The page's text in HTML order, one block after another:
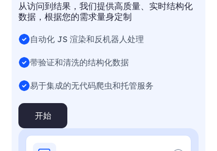
从访问到结果，我们提供高质量、实时结构化
数据，根据您的需求量身定制
自动化 JS 渲染和反机器人处理
带验证和清洗的结构化数据
易于集成的无代码爬虫和托管服务
开始